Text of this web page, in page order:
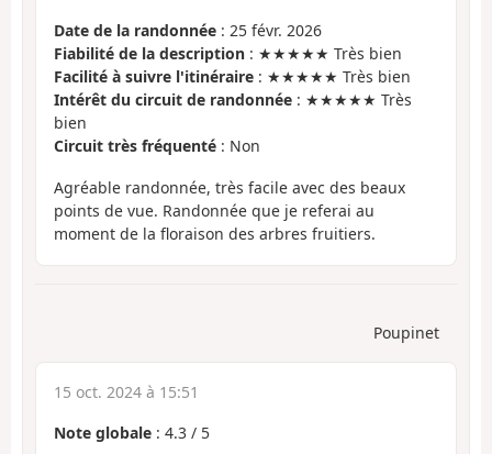
Date de la randonnée : 25 févr. 2026
Fiabilité de la description : ★★★★★ Très bien
Facilité à suivre l'itinéraire : ★★★★★ Très bien
Intérêt du circuit de randonnée : ★★★★★ Très
bien
Circuit très fréquenté : Non
Agréable randonnée, très facile avec des beaux
points de vue. Randonnée que je referai au
moment de la floraison des arbres fruitiers.
Poupinet
15 oct. 2024 à 15:51
Note globale : 4.3 / 5